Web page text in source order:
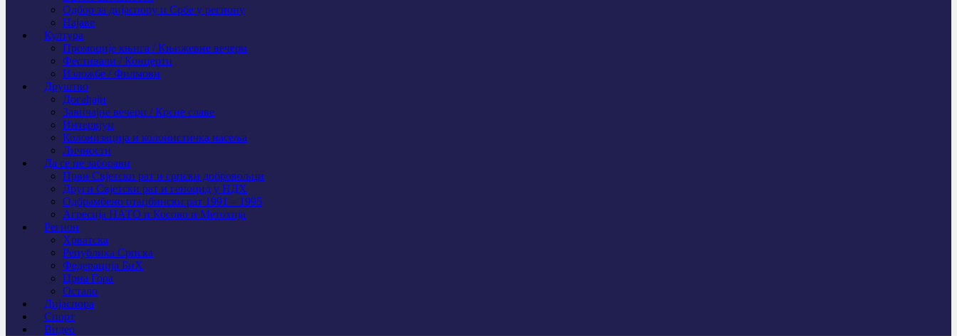
Одбор за дијаспору и Србе у региону
Најаве
Култура
Промоције књига / Књижевне вечери
Фестивали / Концерти
Изложбе / Филмови
Друштво
Догађаји
Завичајне вечери / Крсне славе
Интервјуи
Колонизација и колонистичка насеља
Личности
Да се не заборави
Први Свјeтски рат и српски добровољци
Други Свјетски рат и геноцид у НДХ
Одбрамбено отаџбински рат 1991 – 1995
Агресија НАТО и Косово и Метохија
Регион
Хрватска
Република Српска
Федерација БиХ
Црна Гора
Остало
Дијаспора
Спорт
Видео